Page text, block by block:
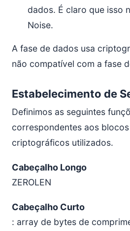
dados. É claro que isso
Noise.
A fase de dados usa
não compatível com a fase
Estabelecimento de
Definimos as seguintes
correspondentes aos
criptográficos utilizados.
Cabeçalho Longo
ZEROLEN
Cabeçalho Curto
: array de bytes de